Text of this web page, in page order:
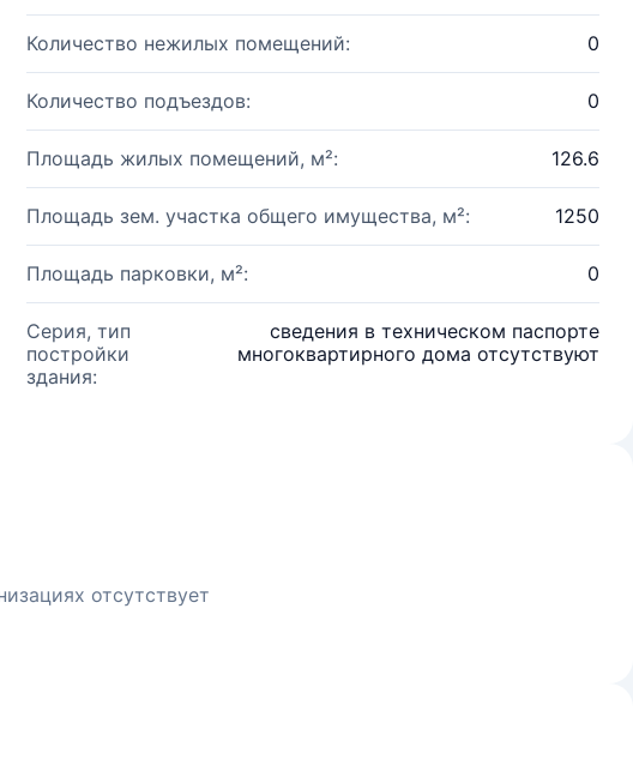
Количество нежилых помещений: 0
Количество подъездов: 0
Площадь жилых помещений, м²: 126.6
Площадь зем. участка общего имущества, м²: 1250
Площадь парковки, м²: 0
Серия, тип
постройки
здания:
сведения в техническом паспорте
многоквартирного дома отсутствуют
отсутствует